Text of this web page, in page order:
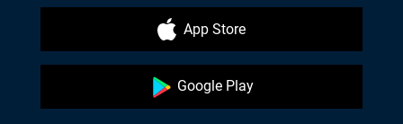
App Store
Google Play